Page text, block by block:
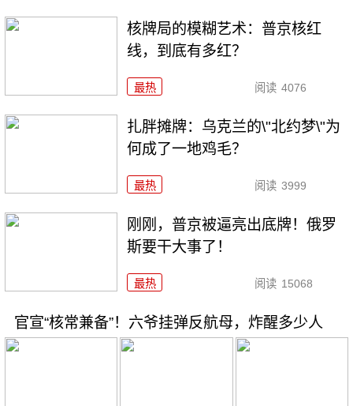
核牌局的模糊艺术：普京核红
线，到底有多红？
最热 阅读 4076
扎胖摊牌：乌克兰的\"北约梦\"为
何成了一地鸡毛？
最热 阅读 3999
刚刚，普京被逼亮出底牌！俄罗
斯要干大事了！
最热 阅读 15068
官宣“核常兼备”！六爷挂弹反航母，炸醒多少人